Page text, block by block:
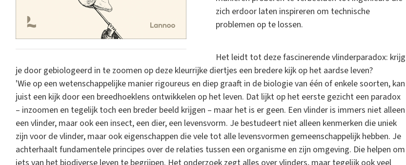
zich erdoor laten inspireren om technische
problemen op te lossen.
Het leidt tot deze fascinerende vlinderparadox: krijg
je door gebiologeerd in te zoomen op deze kleurrijke diertjes een bredere kijk op het aardse leven?
'Wie op een wetenschappelijke manier rigoureus en diep graaft in de biologie van één of enkele soorten, kan
juist een kijk door een breedhoeklens ontwikkelen op het leven. Dat lijkt op het eerste gezicht een paradox
– inzoomen en tegelijk toch een breder beeld krijgen – maar het is er geen. Een vlinder is immers niet alleen
een vlinder, maar ook een insect, een dier, een levensvorm. Je bestudeert niet alleen kenmerken die uniek
zijn voor de vlinder, maar ook eigenschappen die vele tot alle levensvormen gemeenschappelijk hebben. Je
achterhaalt fundamentele principes over de relaties tussen een organisme en zijn omgeving. Die helpen om